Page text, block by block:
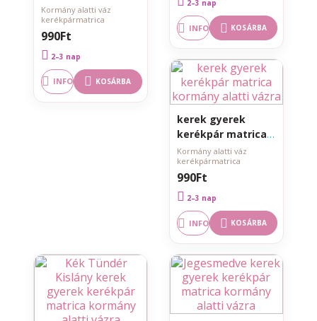
matrica kormány
alatti vázra
Kormány alatti váz
kerékpármatrica
990Ft
2–3 nap
INFO KOSÁRBA
2–3 nap
INFO KOSÁRBA
kerek gyerek
kerékpár matrica
kormány alatti
vázra
Kormány alatti váz
kerékpármatrica
990Ft
2–3 nap
INFO KOSÁRBA